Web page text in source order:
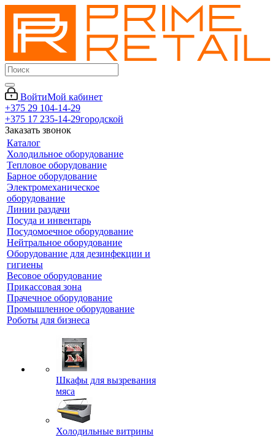
ВойтиМой кабинет
+375 29 104-14-29
+375 17 235-14-29городской
Заказать звонок
Каталог
Холодильное оборудование
Тепловое оборудование
Барное оборудование
Электромеханическое
оборудование
Линии раздачи
Посуда и инвентарь
Посудомоечное оборудование
Нейтральное оборудование
Оборудование для дезинфекции и
гигиены
Весовое оборудование
Прикассовая зона
Прачечное оборудование
Промышленное оборудование
Роботы для бизнеса
Шкафы для вызревания
мяса
Холодильные витрины